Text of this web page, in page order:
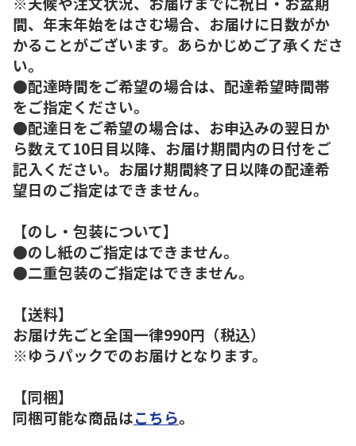
間、年末年始をはさむ場合、お届けに日数がか
かることがございます。あらかじめご了承くださ
い。
●配達時間をご希望の場合は、配達希望時間帯
をご指定ください。
●配達日をご希望の場合は、お申込みの翌日か
ら数えて10日目以降、お届け期間内の日付をご
記入ください。お届け期間終了日以降の配達希
望日のご指定はできません。
【のし・包装について】
●のし紙のご指定はできません。
●二重包装のご指定はできません。
【送料】
お届け先ごと全国一律990円（税込）
※ゆうパックでのお届けとなります。
【同梱】
同梱可能な商品はこちら。